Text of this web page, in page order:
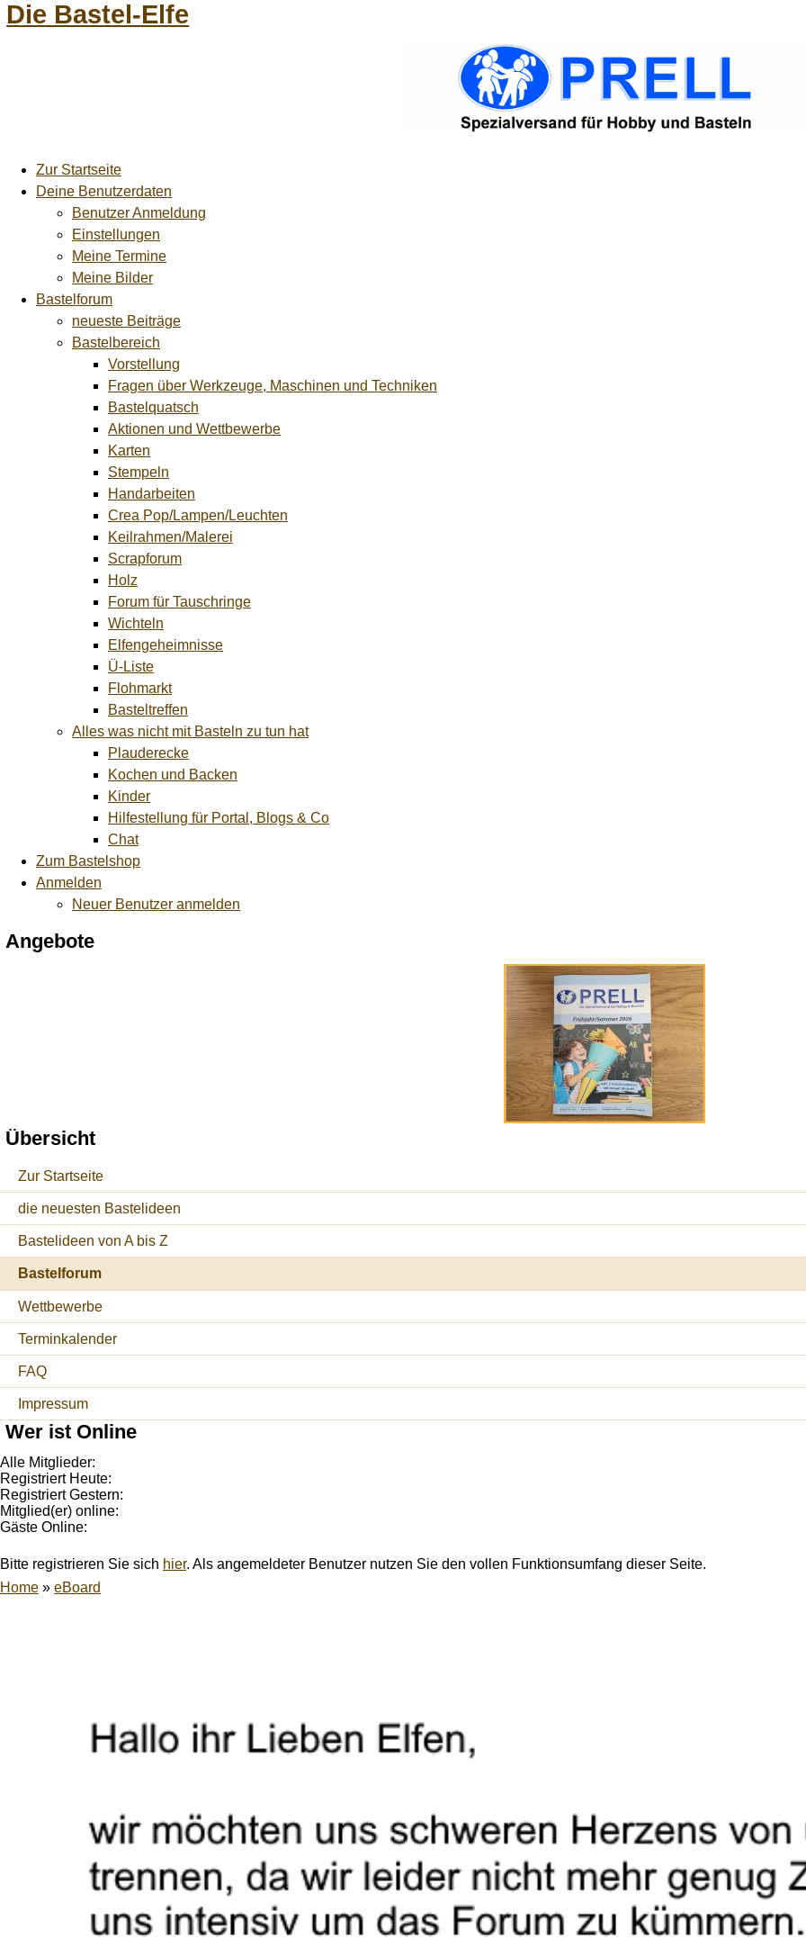
Die Bastel-Elfe
Zur Startseite
Deine Benutzerdaten
Benutzer Anmeldung
Einstellungen
Meine Termine
Meine Bilder
Bastelforum
neueste Beiträge
Bastelbereich
Vorstellung
Fragen über Werkzeuge, Maschinen und Techniken
Bastelquatsch
Aktionen und Wettbewerbe
Karten
Stempeln
Handarbeiten
Crea Pop/Lampen/Leuchten
Keilrahmen/Malerei
Scrapforum
Holz
Forum für Tauschringe
Wichteln
Elfengeheimnisse
Ü-Liste
Flohmarkt
Basteltreffen
Alles was nicht mit Basteln zu tun hat
Plauderecke
Kochen und Backen
Kinder
Hilfestellung für Portal, Blogs & Co
Chat
Zum Bastelshop
Anmelden
Neuer Benutzer anmelden
Angebote
Übersicht
Zur Startseite
die neuesten Bastelideen
Bastelideen von A bis Z
Bastelforum
Wettbewerbe
Terminkalender
FAQ
Impressum
Wer ist Online
Alle Mitglieder:
Registriert Heute:
Registriert Gestern:
Mitglied(er) online:
Gäste Online:
Bitte registrieren Sie sich hier. Als angemeldeter Benutzer nutzen Sie den vollen Funktionsumfang dieser Seite.
Home » eBoard